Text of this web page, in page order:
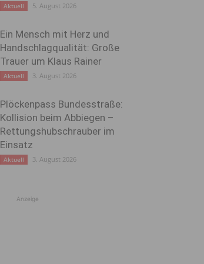
Aktuell 5. August 2026
Ein Mensch mit Herz und
Handschlagqualität: Große
Trauer um Klaus Rainer
Aktuell 3. August 2026
Plöckenpass Bundesstraße:
Kollision beim Abbiegen –
Rettungshubschrauber im
Einsatz
Aktuell 3. August 2026
Anzeige